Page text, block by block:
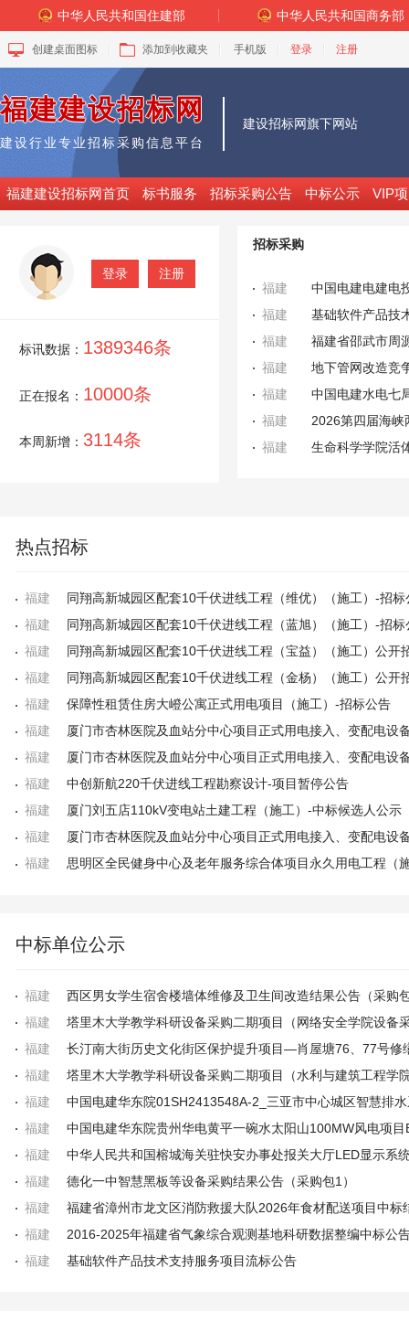
中华人民共和国住建部 中华人民共和国商务部
创建桌面图标 添加到收藏夹 手机版 登录 注册
福建建设招标网
建设行业专业招标采购信息平台
建设招标网旗下网站
福建建设招标网首页 标书服务 招标采购公告 中标公示 VIP
登录 注册
标讯数据： 1389346条
正在报名： 10000条
本周新增： 3114条
招标采购
福建
福建
基础软件产品技
福建
福建
地下管网改造竞
福建
福建
2026第四届海峡
福建
生命科学学院活
热点招标
福建
同翔高新城园区配套10千伏进线工程（维优）（施工）-招标
福建
同翔高新城园区配套10千伏进线工程（蓝旭）（施工）-招标
福建
福建
福建
保障性租赁住房大嶝公寓正式用电项目（施工）-招标公告
福建
福建
福建
中创新航220千伏进线工程勘察设计-项目暂停公告
福建
厦门刘五店110kV变电站土建工程（施工）-中标候选人公示
福建
福建
中标单位公示
福建
西区男女学生宿舍楼墙体维修及卫生间改造结果公告（采购
福建
福建
福建
福建
福建
福建
福建
德化一中智慧黑板等设备采购结果公告（采购包1）
福建
福建
2016-2025年福建省气象综合观测基地科研数据整编中标公
福建
基础软件产品技术支持服务项目流标公告